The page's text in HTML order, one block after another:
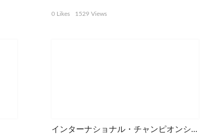
0 Likes 1529 Views
インターナショナル・チャンピオンシップ・カップのポスター